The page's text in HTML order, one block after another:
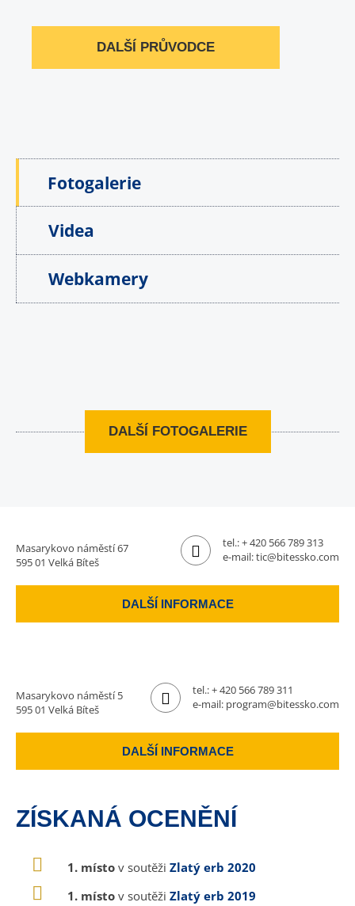
DALŠÍ PRŮVODCE
Fotogalerie
Videa
Webkamery
DALŠÍ FOTOGALERIE
Masarykovo náměstí 67
595 01 Velká Bíteš
tel.:+ 420 566 789 313
e-mail:tic@bitessko.com
DALŠÍ INFORMACE
Masarykovo náměstí 5
595 01 Velká Bíteš
tel.:+ 420 566 789 311
e-mail: program@bitessko.com
DALŠÍ INFORMACE
ZÍSKANÁ OCENĚNÍ
1. místo v soutěži Zlatý erb 2020
1. místo v soutěži Zlatý erb 2019